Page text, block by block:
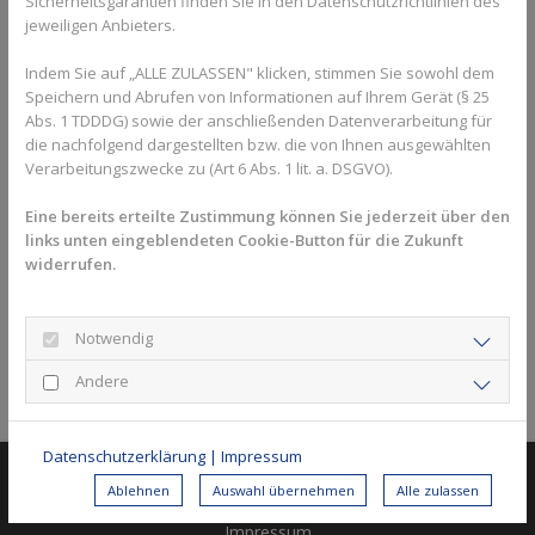
Zurück zur Übersicht
Noch vor dem ersten Aufschlag heuer in der Medenrunde
Herren 30 in der Regionalliga Süd-Ost vergangenes Wochenende
souverän die nordbayerischen Meisterschaften der Herren 30,
die beim 1. FC Nürnberg ausgetragen wurden. Ohne Satzverlust
und mit deutlichen Ergebnissen gegen Michael Höpfel (TC
gegen Nils Hauken (TSV Altenberg) mit 6:3, 6:2 marschierte der
Topgesetzte durchs Tableau und setzte sich im Finale gegen
den an zwei gesetzten Philipp Kunkel (rechts im Bild, DRC
Herzlichen Glückwunsch, weiter so!
© 2026 Tennisclub Weiß-Blau Würzburg e.V.
jeweiligen Anbieters.
Indem Sie auf „ALLE ZULASSEN" klicken, stimmen Sie sowohl dem
Speichern und Abrufen von Informationen auf Ihrem Gerät (§ 25
Abs. 1 TDDDG) sowie der anschließenden Datenverarbeitung für
die nachfolgend dargestellten bzw. die von Ihnen ausgewählten
Verarbeitungszwecke zu (Art 6 Abs. 1 lit. a. DSGVO).
Eine bereits erteilte Zustimmung können Sie jederzeit über den
links unten eingeblendeten Cookie-Button für die Zukunft
widerrufen.
Notwendig
Andere
Datenschutzerklärung | Impressum
Ablehnen Auswahl übernehmen Alle zulassen